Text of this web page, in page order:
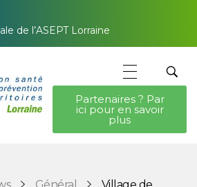
de l’ASEPT Lorraine
Partenaires ? Par
ici pour en savoir
plus